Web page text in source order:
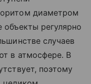
диаметром
регулярно
случаев
в атмосфере. В
поэтому